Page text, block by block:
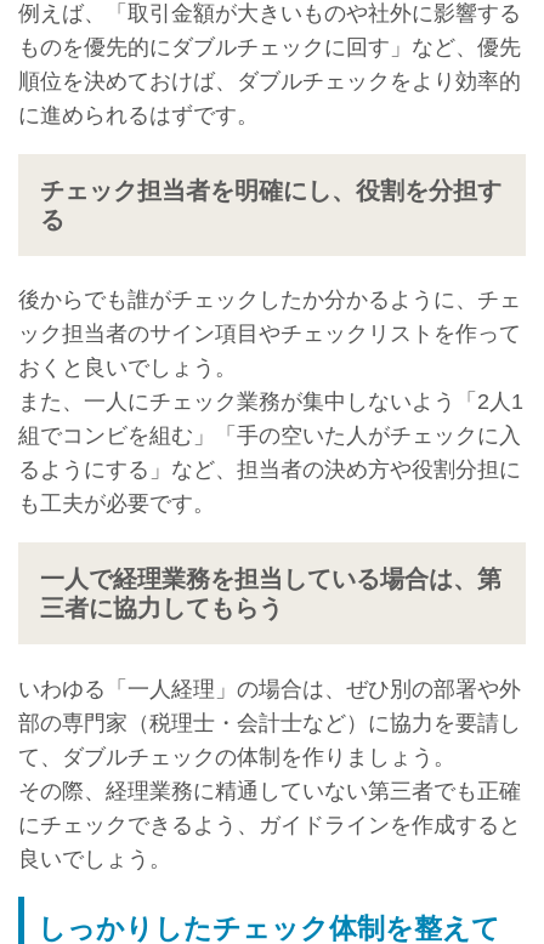
例えば、「取引金額が大きいものや社外に影響する
ものを優先的にダブルチェックに回す」など、優先
順位を決めておけば、ダブルチェックをより効率的
に進められるはずです。
チェック担当者を明確にし、役割を分担す
る
後からでも誰がチェックしたか分かるように、チェ
ック担当者のサイン項目やチェックリストを作って
おくと良いでしょう。
また、一人にチェック業務が集中しないよう「2人1
組でコンビを組む」「手の空いた人がチェックに入
るようにする」など、担当者の決め方や役割分担に
も工夫が必要です。
一人で経理業務を担当している場合は、第
三者に協力してもらう
いわゆる「一人経理」の場合は、ぜひ別の部署や外
部の専門家（税理士・会計士など）に協力を要請し
て、ダブルチェックの体制を作りましょう。
その際、経理業務に精通していない第三者でも正確
にチェックできるよう、ガイドラインを作成すると
良いでしょう。
しっかりしたチェック体制を整えて